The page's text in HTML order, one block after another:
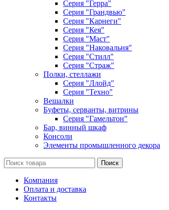
Серия "Герра"
Серия "Грандвью"
Серия "Карнеги"
Серия "Кея"
Серия "Маст"
Серия "Наковальня"
Серия "Стилл"
Серия "Страж"
Полки, стеллажи
Серия "Ллойд"
Серия "Техно"
Вешалки
Буфеты, серванты, витрины
Серия "Гамельтон"
Бар, винный шкаф
Консоли
Элементы промышленного декора
Поиск
Компания
Оплата и доставка
Контакты